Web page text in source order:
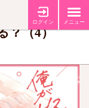
ログイン メニュー
？（4）